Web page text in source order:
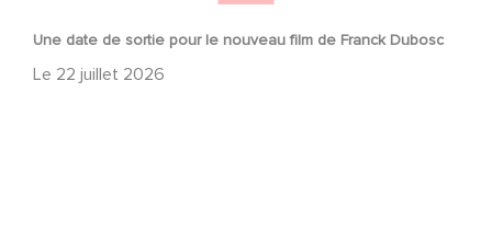
Une date de sortie pour le nouveau film de Franck Dubosc
Le 22 juillet 2026